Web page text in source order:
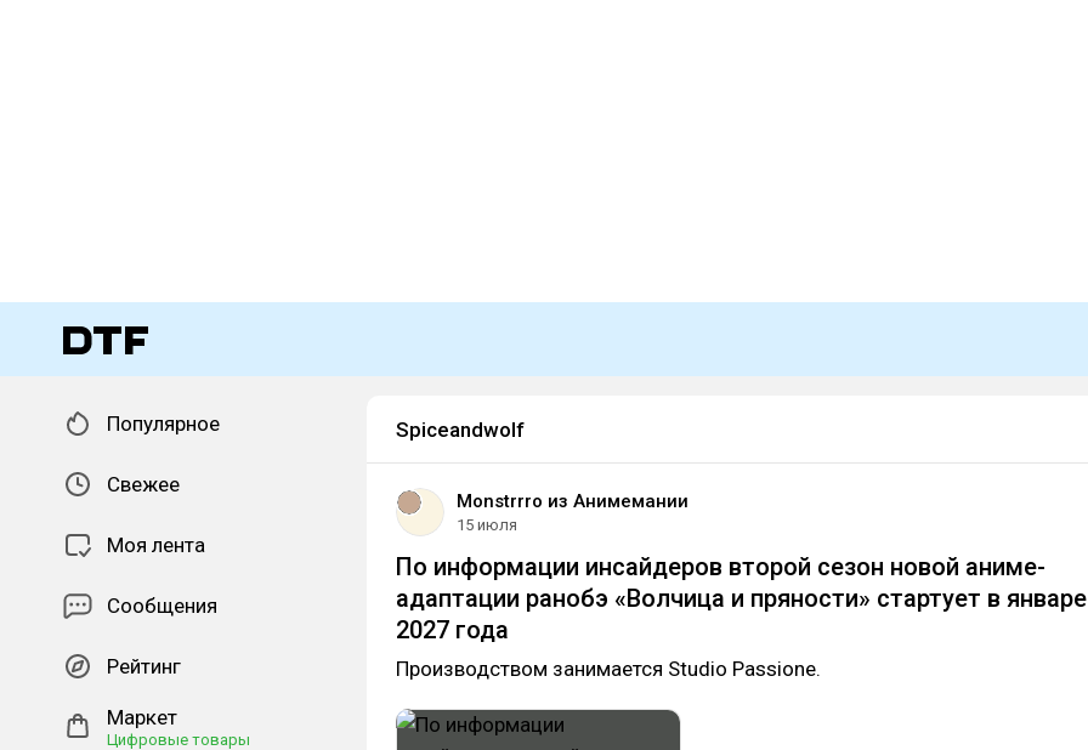
Популярное
Свежее
Моя лента
Сообщения
Рейтинг
Маркет
Цифровые товары
Spiceandwolf
Monstrrro из Анимемании
15 июля
По информации инсайдеров второй сезон новой аниме-
адаптации ранобэ «Волчица и пряности» стартует в январе
2027 года
Производством занимается Studio Passione.